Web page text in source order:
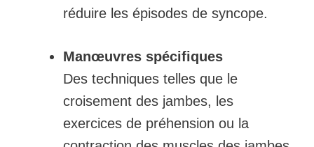
réduire les épisodes de syncope.
Manœuvres spécifiques
Des techniques telles que le
croisement des jambes, les
exercices de préhension ou la